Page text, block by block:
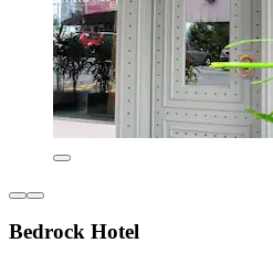
Bedrock Hotel